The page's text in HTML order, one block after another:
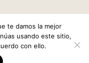
te damos la mejor
usando este sitio,
con ello.